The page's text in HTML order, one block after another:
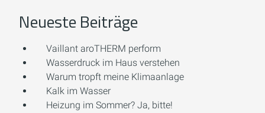
Neueste Beiträge
Vaillant aroTHERM perform
Wasserdruck im Haus verstehen
Warum tropft meine Klimaanlage
Kalk im Wasser
Heizung im Sommer? Ja, bitte!